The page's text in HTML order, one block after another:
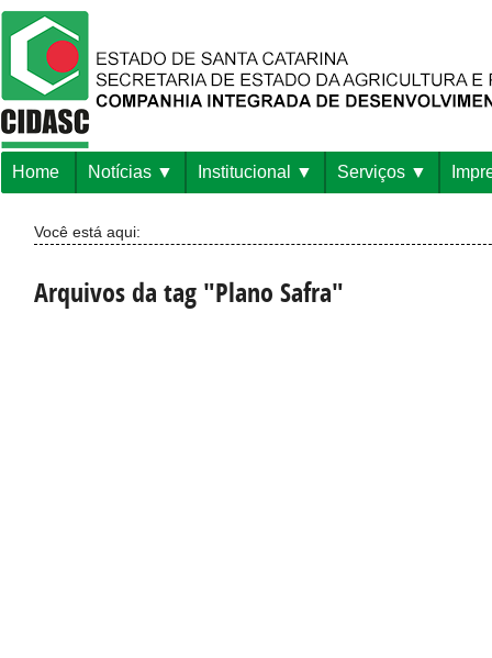
Home Notícias Institucional Serviços
Você está aqui:
Arquivos da tag "Plano Safra"